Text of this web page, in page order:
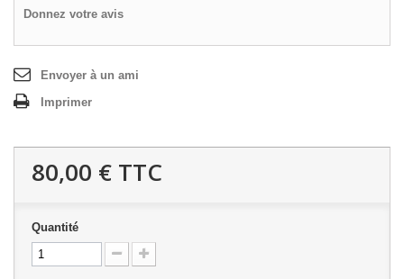
Donnez votre avis
Envoyer à un ami
Imprimer
80,00 € TTC
Quantité